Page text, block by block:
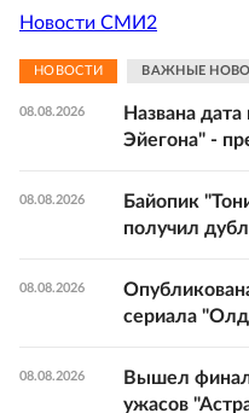
Новости СМИ2
НОВОСТИ ВАЖНЫЕ
08.08.2026
Названа
Эйегона" -
08.08.2026
Байопик
получил
08.08.2026
сериала
08.08.2026
Вышел
ужасов